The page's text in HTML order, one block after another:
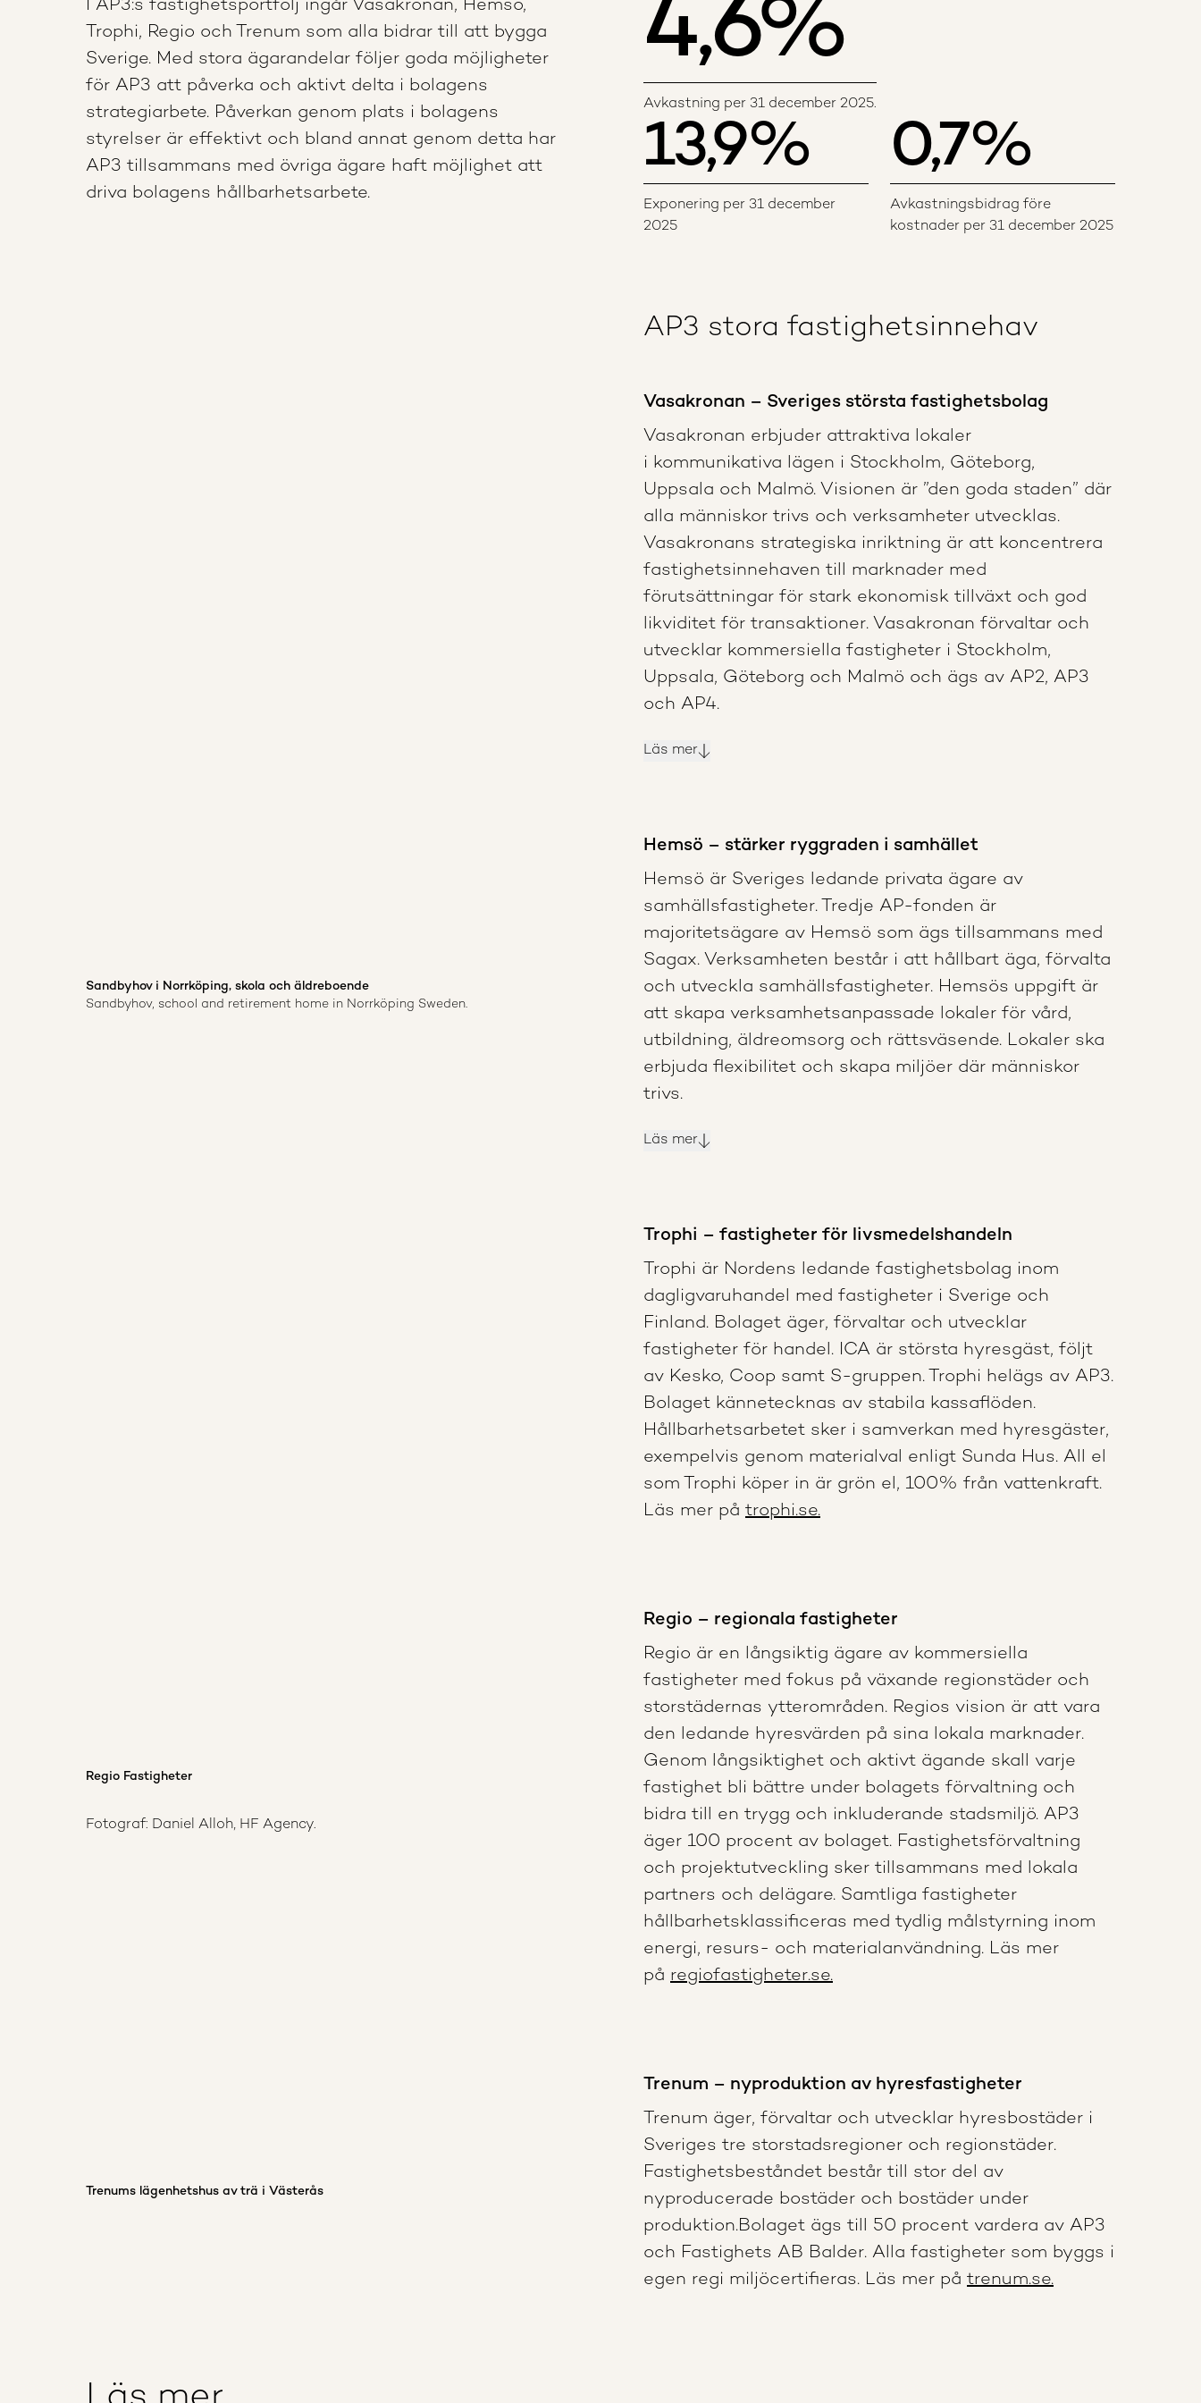
I AP3:s fastighetsportfölj ingår Vasakronan, Hemsö,
Trophi, Regio och Trenum som alla bidrar till att bygga
Sverige. Med stora ägarandelar följer goda möjligheter
för AP3 att påverka och aktivt delta i bolagens
strategiarbete. Påverkan genom plats i bolagens
styrelser är effektivt och bland annat genom detta har
AP3 tillsammans med övriga ägare haft möjlighet att
driva bolagens hållbarhetsarbete.
4,6%
Avkastning per 31 december 2025.
13,9%
Exponering per 31 december
2025
0,7%
Avkastningsbidrag före
kostnader per 31 december 2025
AP3 stora fastighetsinnehav
Vasakronan – Sveriges största fastighetsbolag
Vasakronan erbjuder attraktiva lokaler
i kommunikativa lägen i Stockholm, Göteborg,
Uppsala och Malmö. Visionen är ”den goda staden” där
alla människor trivs och verksamheter utvecklas.
Vasakronans strategiska inriktning är att koncentrera
fastighetsinnehaven till marknader med
förutsättningar för stark ekonomisk tillväxt och god
likviditet för transaktioner. Vasakronan förvaltar och
utvecklar kommersiella fastigheter i Stockholm,
Uppsala, Göteborg och Malmö och ägs av AP2, AP3
och AP4.
Läs mer
Sandbyhov i Norrköping, skola och äldreboende
Sandbyhov, school and retirement home in Norrköping Sweden.
Hemsö – stärker ryggraden i samhället
Hemsö är Sveriges ledande privata ägare av
samhällsfastigheter. Tredje AP-fonden är
majoritetsägare av Hemsö som ägs tillsammans med
Sagax. Verksamheten består i att hållbart äga, förvalta
och utveckla samhällsfastigheter. Hemsös uppgift är
att skapa verksamhetsanpassade lokaler för vård,
utbildning, äldreomsorg och rättsväsende. Lokaler ska
erbjuda flexibilitet och skapa miljöer där människor
trivs.
Läs mer
Trophi – fastigheter för livsmedelshandeln
Trophi är Nordens ledande fastighetsbolag inom
dagligvaruhandel med fastigheter i Sverige och
Finland. Bolaget äger, förvaltar och utvecklar
fastigheter för handel. ICA är största hyresgäst, följt
av Kesko, Coop samt S-gruppen. Trophi helägs av AP3.
Bolaget kännetecknas av stabila kassaflöden.
Hållbarhetsarbetet sker i samverkan med hyresgäster,
exempelvis genom materialval enligt Sunda Hus. All el
som Trophi köper in är grön el, 100% från vattenkraft.
Läs mer på trophi.se.
Regio Fastigheter
Fotograf: Daniel Alloh, HF Agency.
Regio – regionala fastigheter
Regio är en långsiktig ägare av kommersiella
fastigheter med fokus på växande regionstäder och
storstädernas ytterområden. Regios vision är att vara
den ledande hyresvärden på sina lokala marknader.
Genom långsiktighet och aktivt ägande skall varje
fastighet bli bättre under bolagets förvaltning och
bidra till en trygg och inkluderande stadsmiljö. AP3
äger 100 procent av bolaget. Fastighetsförvaltning
och projektutveckling sker tillsammans med lokala
partners och delägare. Samtliga fastigheter
hållbarhetsklassificeras med tydlig målstyrning inom
energi, resurs- och materialanvändning. Läs mer
på regiofastigheter.se.
Trenums lägenhetshus av trä i Västerås
Trenum – nyproduktion av hyresfastigheter
Trenum äger, förvaltar och utvecklar hyresbostäder i
Sveriges tre storstadsregioner och regionstäder.
Fastighetsbeståndet består till stor del av
nyproducerade bostäder och bostäder under
produktion.Bolaget ägs till 50 procent vardera av AP3
och Fastighets AB Balder. Alla fastigheter som byggs i
egen regi miljöcertifieras. Läs mer på trenum.se.